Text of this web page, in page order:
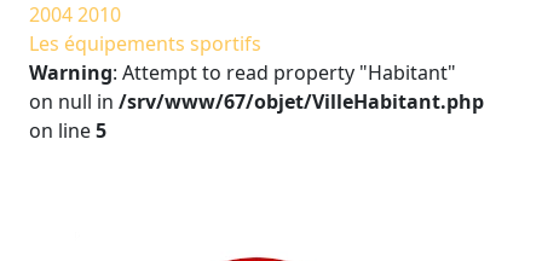
20042010
Les équipements sportifs
Warning: Attempt to read property "Habitant"
on null in /srv/www/67/objet/VilleHabitant.php
on line5